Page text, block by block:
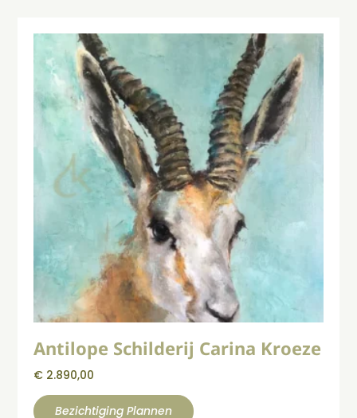
Antilope Schilderij Carina Kroeze
€ 2.890,00
Bezichtiging Plannen